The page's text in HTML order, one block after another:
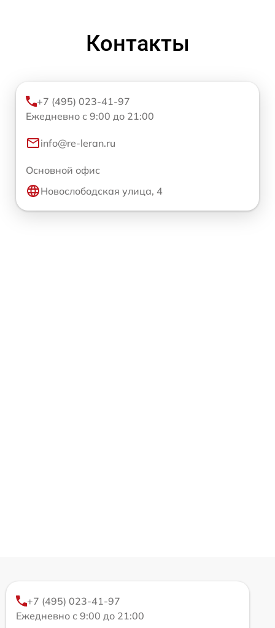
Контакты
+7 (495) 023-41-97
Ежедневно с 9:00 до 21:00
info@re-leran.ru
Основной офис
Новослободская улица, 4
+7 (495) 023-41-97
Ежедневно с 9:00 до 21:00